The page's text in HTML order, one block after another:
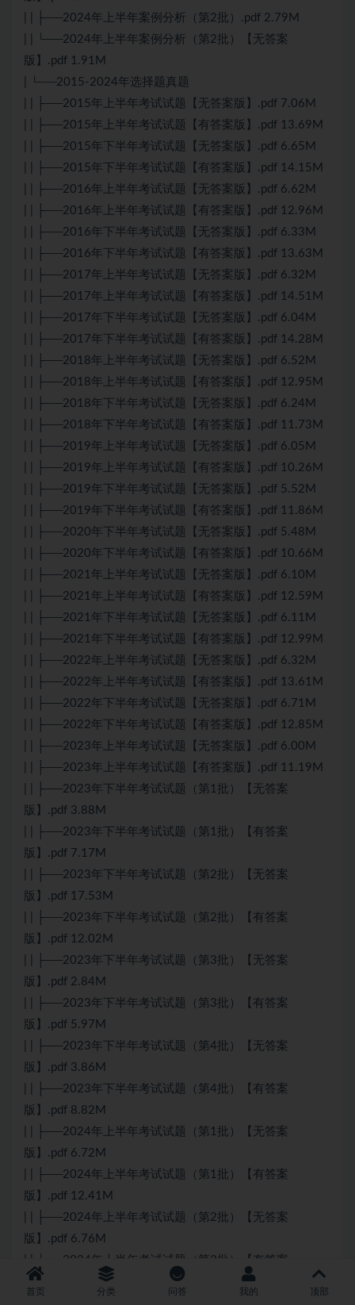
| | ├──2024年上半年案例分析（第2批）.pdf 2.79M
| | └──2024年上半年案例分析（第2批）【无答案
版】.pdf 1.91M
| └──2015-2024年选择题真题
| | ├──2015年上半年考试试题【无答案版】.pdf 7.06M
| | ├──2015年上半年考试试题【有答案版】.pdf 13.69M
| | ├──2015年下半年考试试题【无答案版】.pdf 6.65M
| | ├──2015年下半年考试试题【有答案版】.pdf 14.15M
| | ├──2016年上半年考试试题【无答案版】.pdf 6.62M
| | ├──2016年上半年考试试题【有答案版】.pdf 12.96M
| | ├──2016年下半年考试试题【无答案版】.pdf 6.33M
| | ├──2016年下半年考试试题【有答案版】.pdf 13.63M
| | ├──2017年上半年考试试题【无答案版】.pdf 6.32M
| | ├──2017年上半年考试试题【有答案版】.pdf 14.51M
| | ├──2017年下半年考试试题【无答案版】.pdf 6.04M
| | ├──2017年下半年考试试题【有答案版】.pdf 14.28M
| | ├──2018年上半年考试试题【无答案版】.pdf 6.52M
| | ├──2018年上半年考试试题【有答案版】.pdf 12.95M
| | ├──2018年下半年考试试题【无答案版】.pdf 6.24M
| | ├──2018年下半年考试试题【有答案版】.pdf 11.73M
| | ├──2019年上半年考试试题【无答案版】.pdf 6.05M
| | ├──2019年上半年考试试题【有答案版】.pdf 10.26M
| | ├──2019年下半年考试试题【无答案版】.pdf 5.52M
| | ├──2019年下半年考试试题【有答案版】.pdf 11.86M
| | ├──2020年下半年考试试题【无答案版】.pdf 5.48M
| | ├──2020年下半年考试试题【有答案版】.pdf 10.66M
| | ├──2021年上半年考试试题【无答案版】.pdf 6.10M
| | ├──2021年上半年考试试题【有答案版】.pdf 12.59M
| | ├──2021年下半年考试试题【无答案版】.pdf 6.11M
| | ├──2021年下半年考试试题【有答案版】.pdf 12.99M
| | ├──2022年上半年考试试题【无答案版】.pdf 6.32M
| | ├──2022年上半年考试试题【有答案版】.pdf 13.61M
| | ├──2022年下半年考试试题【无答案版】.pdf 6.71M
| | ├──2022年下半年考试试题【有答案版】.pdf 12.85M
| | ├──2023年上半年考试试题【无答案版】.pdf 6.00M
| | ├──2023年上半年考试试题【有答案版】.pdf 11.19M
| | ├──2023年下半年考试试题（第1批）【无答案
版】.pdf 3.88M
| | ├──2023年下半年考试试题（第1批）【有答案
版】.pdf 7.17M
| | ├──2023年下半年考试试题（第2批）【无答案
版】.pdf 17.53M
| | ├──2023年下半年考试试题（第2批）【有答案
版】.pdf 12.02M
| | ├──2023年下半年考试试题（第3批）【无答案
版】.pdf 2.84M
| | ├──2023年下半年考试试题（第3批）【有答案
版】.pdf 5.97M
| | ├──2023年下半年考试试题（第4批）【无答案
版】.pdf 3.86M
| | ├──2023年下半年考试试题（第4批）【有答案
版】.pdf 8.82M
| | ├──2024年上半年考试试题（第1批）【无答案
版】.pdf 6.72M
| | ├──2024年上半年考试试题（第1批）【有答案
版】.pdf 12.41M
| | ├──2024年上半年考试试题（第2批）【无答案
版】.pdf 6.76M
| | └──2024年上半年考试试题（第2批）【有答案
版】.pdf 11.87M
首页 分类 问答 我的 顶部